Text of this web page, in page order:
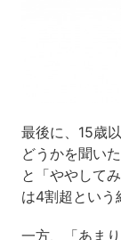
最後に、15歳
どうかを聞い
と「ややして
は4割超という
一方、「あま